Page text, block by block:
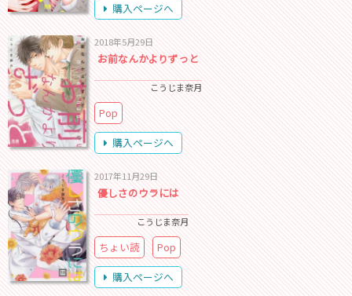
購入ページへ
2018年5月29日
お前なんかよりずっと
こうじま奈月
Pop
購入ページへ
2017年11月29日
優しさのウラには
こうじま奈月
ちょい読
Pop
購入ページへ